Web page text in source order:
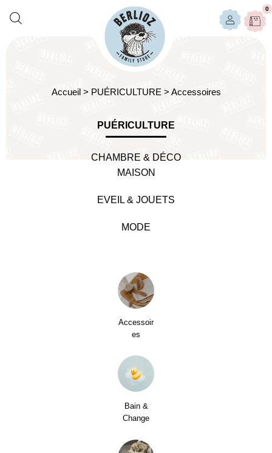
0
Accueil> PUÉRICULTURE > Accessoires
PUÉRICULTURE
CHAMBRE & DÉCO
MAISON
EVEIL & JOUETS
MODE
Accessoir
es
Bain &
Change